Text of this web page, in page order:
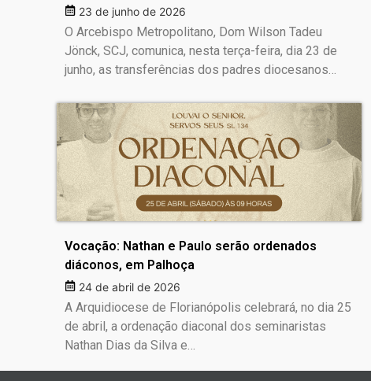
23 de junho de 2026
O Arcebispo Metropolitano, Dom Wilson Tadeu
Jönck, SCJ, comunica, nesta terça-feira, dia 23 de
junho, as transferências dos padres diocesanos…
Vocação: Nathan e Paulo serão ordenados
diáconos, em Palhoça
24 de abril de 2026
A Arquidiocese de Florianópolis celebrará, no dia 25
de abril, a ordenação diaconal dos seminaristas
Nathan Dias da Silva e…